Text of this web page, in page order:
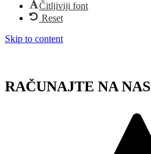
Čitljiviji font
Reset
Skip to content
RAČUNAJTE NA NAS